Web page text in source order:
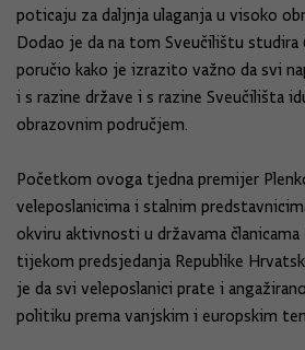
poticaju za daljnja ulaganja u visoko
Dodao je da na tom Sveučilištu
poručio kako je izrazito važno da svi
i s razine države i s razine Sveučilišta
obrazovnim područjem.
Početkom ovoga tjedna premijer
veleposlanicima i stalnim
okviru aktivnosti u državama članicama
tijekom predsjedanja Republike
je da svi veleposlanici prate i
politiku prema vanjskim i europskim